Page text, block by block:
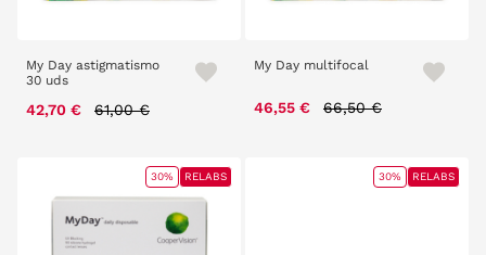
My Day astigmatismo
30 uds
42,70 € Price reduced from
61,00 €
My Day multifocal
46,55 € Price reduced from
66,50 €
30% RELABS 30% RELABS